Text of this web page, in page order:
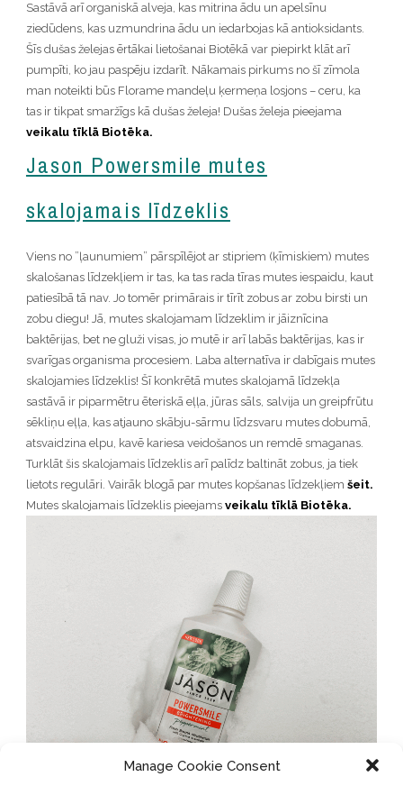
Manage Cookie Consent
Sastāvā arī organiskā alveja, kas mitrina ādu un apelsīnu
ziedūdens, kas uzmundrina ādu un iedarbojas kā antioksidants.
Šīs dušas želejas ērtākai lietošanai Biotēkā var piepirkt klāt arī
pumpīti, ko jau paspēju izdarīt. Nākamais pirkums no šī zīmola
man noteikti būs Florame mandeļu ķermeņa losjons – ceru, ka
tas ir tikpat smaržīgs kā dušas želeja! Dušas želeja pieejama
veikalu tīklā Biotēka.
Jason Powersmile mutes
skalojamais līdzeklis
Viens no ”ļaunumiem” pārspīlējot ar stipriem (ķīmiskiem) mutes
skalošanas līdzekļiem ir tas, ka tas rada tīras mutes iespaidu, kaut
patiesībā tā nav. Jo tomēr primārais ir tīrīt zobus ar zobu birsti un
zobu diegu! Jā, mutes skalojamam līdzeklim ir jāiznīcina
baktērijas, bet ne gluži visas, jo mutē ir arī labās baktērijas, kas ir
svarīgas organisma procesiem. Laba alternatīva ir dabīgais mutes
skalojamies līdzeklis! Šī konkrētā mutes skalojamā līdzekļa
sastāvā ir piparmētru ēteriskā eļļa, jūras sāls, salvija un greipfrūtu
sēkliņu eļļa, kas atjauno skābju-sārmu līdzsvaru mutes dobumā,
atsvaidzina elpu, kavē kariesa veidošanos un remdē smaganas.
Turklāt šis skalojamais līdzeklis arī palīdz baltināt zobus, ja tiek
lietots regulāri. Vairāk blogā par mutes kopšanas līdzekļiem šeit.
Mutes skalojamais līdzeklis pieejams veikalu tīklā Biotēka.